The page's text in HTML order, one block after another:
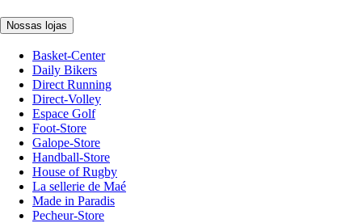
Nossas lojas
Basket-Center
Daily Bikers
Direct Running
Direct-Volley
Espace Golf
Foot-Store
Galope-Store
Handball-Store
House of Rugby
La sellerie de Maé
Made in Paradis
Pecheur-Store